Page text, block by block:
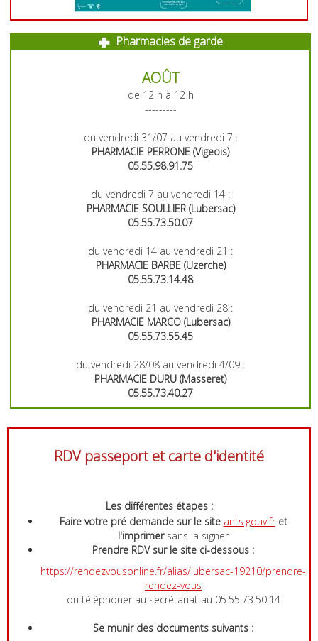
Pharmacies de garde
AOÛT
de 12 h à 12 h
---------
du vendredi 31/07 au vendredi 7 :
PHARMACIE PERRONE (Vigeois)
05.55.98.91.75
du vendredi 7 au vendredi 14 :
PHARMACIE SOULLIER (Lubersac)
05.55.73.50.07
du vendredi 14 au vendredi 21 :
PHARMACIE BARBE (Uzerche)
05.55.73.14.48
du vendredi 21 au vendredi 28 :
PHARMACIE MARCO (Lubersac)
05.55.73.55.45
du vendredi 28/08 au vendredi 4/09 :
PHARMACIE DURU (Masseret)
05.55.73.40.27
RDV passeport et carte d'identité
Les différentes étapes :
Faire votre pré demande sur le site ants.gouv.fret
l'imprimersans la signer
Prendre RDV sur le site ci-dessous :
https://rendezvousonline.fr/alias/lubersac-19210/prendre-
rendez-vous
ou téléphoner au secrétariat au 05.55.73.50.14
Se munir des documents suivants :